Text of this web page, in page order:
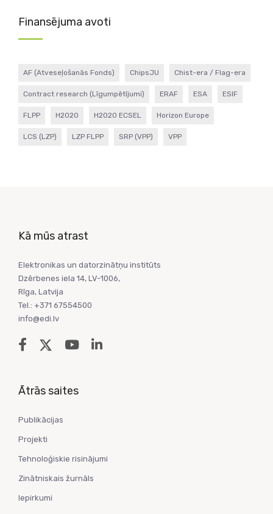
Finansējuma avoti
AF (Atveseļošanās Fonds) ChipsJU Chist-era / Flag-era
Contract research (Līgumpētījumi) ERAF ESA ESIF
FLPP H2020 H2020 ECSEL Horizon Europe
LCS (LZP) LZP FLPP SRP (VPP) VPP
Kā mūs atrast
Elektronikas un datorzinātņu institūts
Dzērbenes iela 14, LV-1006,
Rīga, Latvija
Tel.: +371 67554500
info@edi.lv
Ātrās saites
Publikācijas
Projekti
Tehnoloģiskie risinājumi
Zinātniskais žurnāls
Iepirkumi